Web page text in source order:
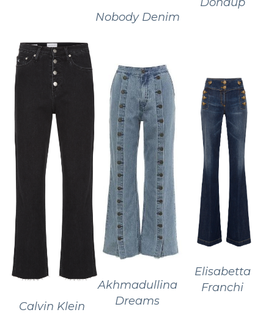
Nobody Denim
Calvin Klein
Akhmadullina
Dreams
Elisabetta
Franchi